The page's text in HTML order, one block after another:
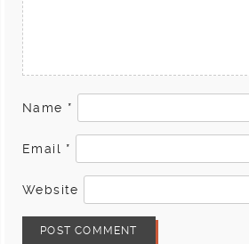
Name *
Email *
Website